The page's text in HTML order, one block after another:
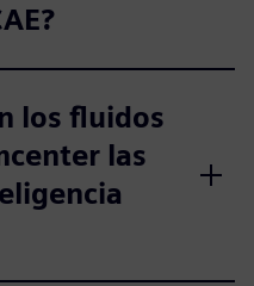
los fluidos
las